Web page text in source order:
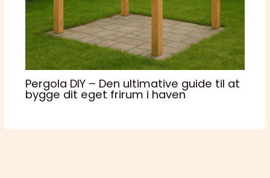
Pergola DIY – Den ultimative guide til at
bygge dit eget frirum i haven